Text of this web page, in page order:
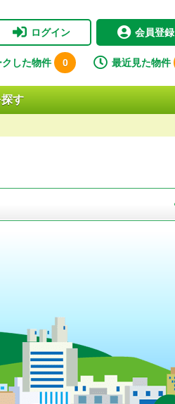
ログイン 会員登録
した物件 0 最近見た物件
す